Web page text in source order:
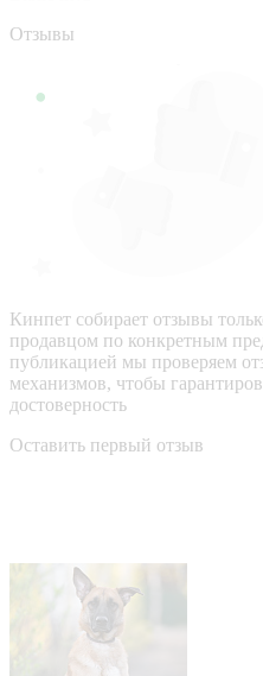
Отзывы
Кинпет собирает отзывы
продавцом по конкретным
публикацией мы проверяем
механизмов, чтобы
достоверность
Оставить первый отзыв